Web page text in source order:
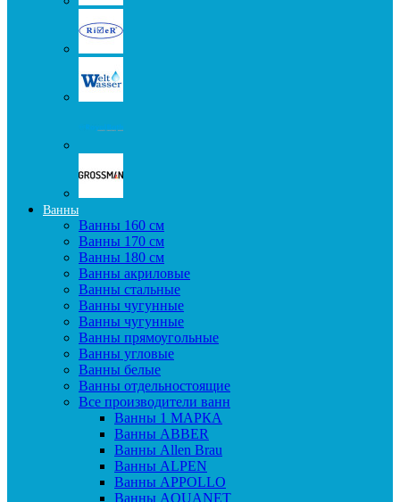
Ванны
Ванны 160 см
Ванны 170 см
Ванны 180 см
Ванны акриловые
Ванны стальные
Ванны чугунные
Ванны чугунные
Ванны прямоугольные
Ванны угловые
Ванны белые
Ванны отдельностоящие
Все производители ванн
Ванны 1 МАРКА
Ванны ABBER
Ванны Allen Brau
Ванны ALPEN
Ванны APPOLLO
Ванны AQUANET